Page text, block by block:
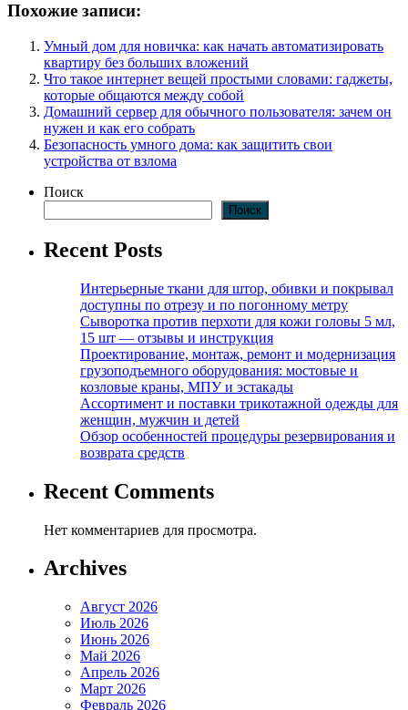
Похожие записи:
Умный дом для новичка: как начать автоматизировать
квартиру без больших вложений
Что такое интернет вещей простыми словами: гаджеты,
которые общаются между собой
Домашний сервер для обычного пользователя: зачем он
нужен и как его собрать
Безопасность умного дома: как защитить свои
устройства от взлома
Поиск
Поиск
Recent Posts
Интерьерные ткани для штор, обивки и покрывал
доступны по отрезу и по погонному метру
Сыворотка против перхоти для кожи головы 5 мл,
15 шт — отзывы и инструкция
Проектирование, монтаж, ремонт и модернизация
грузоподъемного оборудования: мостовые и
козловые краны, МПУ и эстакады
Ассортимент и поставки трикотажной одежды для
женщин, мужчин и детей
Обзор особенностей процедуры резервирования и
возврата средств
Recent Comments
Нет комментариев для просмотра.
Archives
Август 2026
Июль 2026
Июнь 2026
Май 2026
Апрель 2026
Март 2026
Февраль 2026